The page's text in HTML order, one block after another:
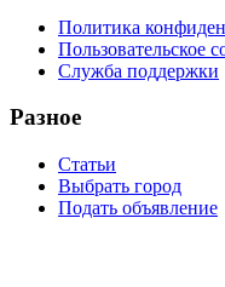
Политика
Пользовательское
Служба поддержки
Разное
Статьи
Выбрать город
Подать объявление